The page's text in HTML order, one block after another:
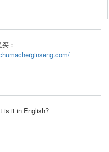
：
is it in English?